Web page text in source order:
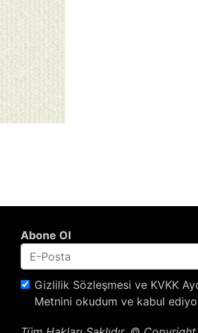
Abone Ol
Gizlilik Sözleşmesi ve KVKK
Metnini okudum ve kabul